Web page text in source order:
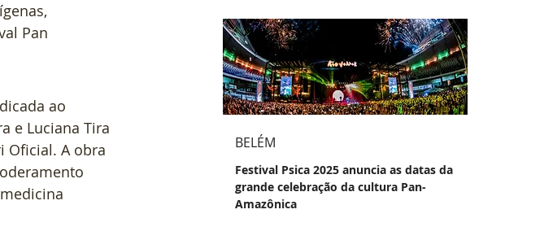
Pan
ao
e Luciana Tira
Oficial. A obra
BELÉM
Festival Psica 2025 anuncia as datas da
grande celebração da cultura Pan-
Amazônica